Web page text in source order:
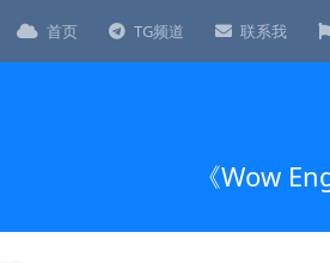
首页 TG频道 联系我
《Wow